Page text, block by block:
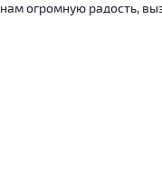
нам огромную радость,